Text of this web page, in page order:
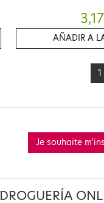
AÑADIR A
1
Je souhaite
DROGUERÍA